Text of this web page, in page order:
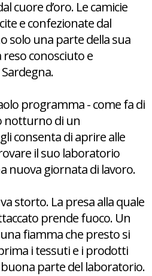
cuore d’oro. Le camicie
e confezionate dal
solo una parte della sua
reso conosciuto e
programma - come fa di
notturno di un
consenta di aprire alle
il suo laboratorio
nuova giornata di lavoro.
storto. La presa alla quale
prende fuoco. Un
fiamma che presto si
i tessuti e i prodotti
parte del laboratorio.